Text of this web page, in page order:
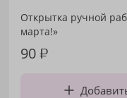
Открытка ручной
марта!»
90₽